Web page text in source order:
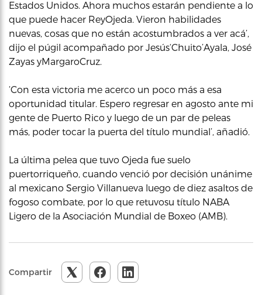
Estados Unidos. Ahora muchos estarán pendiente a lo
que puede hacer ReyOjeda. Vieron habilidades
nuevas, cosas que no están acostumbrados a ver acá’,
dijo el púgil acompañado por Jesús‘Chuito’Ayala, José
Zayas yMargaroCruz.
‘Con esta victoria me acerco un poco más a esa
oportunidad titular. Espero regresar en agosto ante mi
gente de Puerto Rico y luego de un par de peleas
más, poder tocar la puerta del título mundial’, añadió.
La última pelea que tuvo Ojeda fue suelo
puertorriqueño, cuando venció por decisión unánime
al mexicano Sergio Villanueva luego de diez asaltos de
fogoso combate, por lo que retuvosu título NABA
Ligero de la Asociación Mundial de Boxeo (AMB).
Compartir